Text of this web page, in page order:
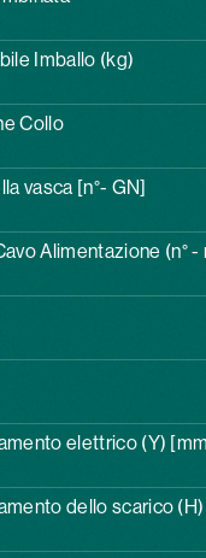
Imballo (kg)
Collo
vasca [n°- GN]
Alimentazione (n° -
elettrico (Y)
dello scarico